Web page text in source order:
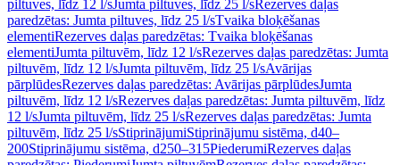
piltuves, līdz 12 l/sJumta piltuves, līdz 25 l/sRezerves daļas
paredzētas: Jumta piltuves, līdz 25 l/sTvaika bloķēšanas
elementiRezerves daļas paredzētas: Tvaika bloķēšanas
elementiJumta piltuvēm, līdz 12 l/sRezerves daļas paredzētas: Jumta
piltuvēm, līdz 12 l/sJumta piltuvēm, līdz 25 l/sAvārijas
pārplūdesRezerves daļas paredzētas: Avārijas pārplūdesJumta
piltuvēm, līdz 12 l/sRezerves daļas paredzētas: Jumta piltuvēm, līdz
12 l/sJumta piltuvēm, līdz 25 l/sRezerves daļas paredzētas: Jumta
piltuvēm, līdz 25 l/sStiprinājumiStiprinājumu sistēma, d40–
200Stiprinājumu sistēma, d250–315PiederumiRezerves daļas